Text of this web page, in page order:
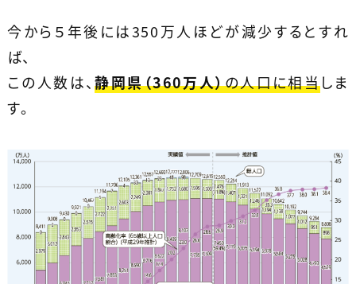
今から５年後には350万人ほどが減少するとすれ
ば、
この人数は、静岡県（360万人）の人口に相当しま
す。